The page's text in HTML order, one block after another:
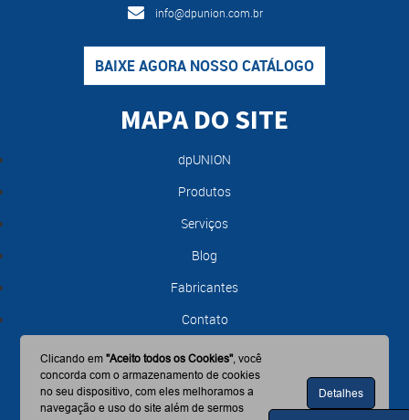
info@dpunion.com.br
BAIXE AGORA NOSSO CATÁLOGO
MAPA DO SITE
dpUNION
Produtos
Serviços
Blog
Fabricantes
Contato
Clicando em"Aceito todos os Cookies", você
concorda com o armazenamento de cookies
no seu dispositivo, com eles melhoramos a
navegação e uso do site além de sermos
Detalhes